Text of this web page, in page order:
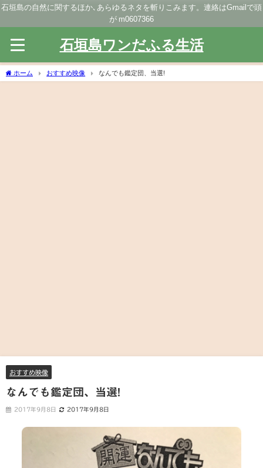
石垣島の自然に関するほか､あらゆるネタを斬りこみます。連絡はGmailで頭
が m0607366
石垣島ワンだふる生活
ホーム おすすめ映像 なんでも鑑定団、当選!
おすすめ映像
なんでも鑑定団、当選!
2017年9月8日 2017年9月8日